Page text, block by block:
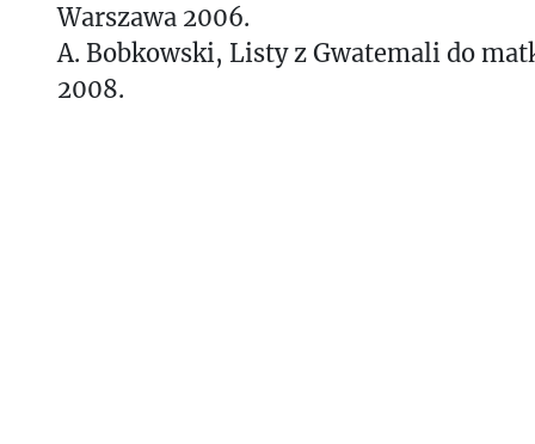
Warszawa 2006.
A. Bobkowski, Listy z Gwatemali do
2008.